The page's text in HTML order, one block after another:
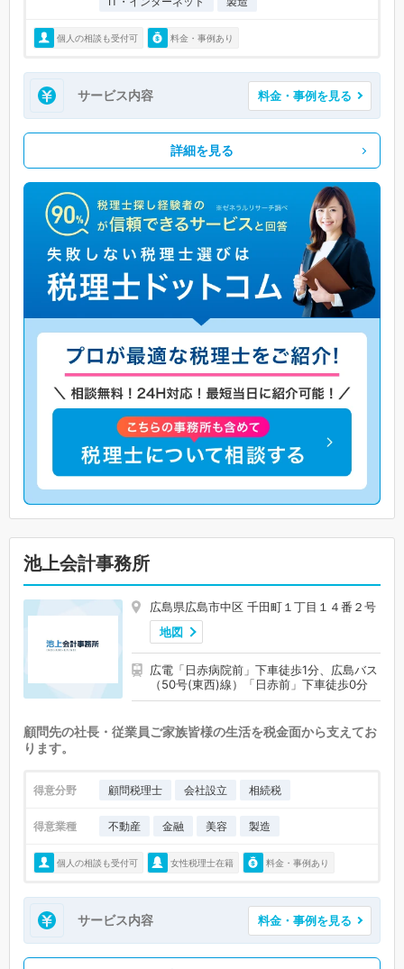
個人の相談も受付可 料金・事例あり
サービス内容 料金・事例を見る
詳細を見る
池上会計事務所
広島県広島市中区 千田町１丁目１４番２号
地図
広電「日赤病院前」下車徒歩1分、広島バス
（50号(東西)線）「日赤前」下車徒歩0分
顧問先の社長・従業員ご家族皆様の生活を税金面から支えてお
ります。
得意分野 顧問税理士 会社設立 相続税
得意業種 不動産 金融 美容 製造
個人の相談も受付可 女性税理士在籍 料金・事例あり
サービス内容 料金・事例を見る